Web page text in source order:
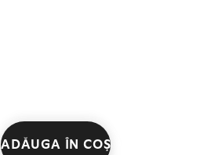
ADĂUGA ÎN COŞ